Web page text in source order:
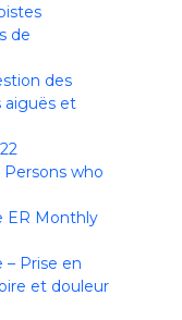
de
des
aiguës et
who
ER Monthly
Prise en
et douleur